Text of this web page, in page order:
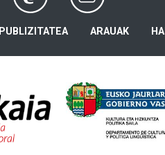
PUBLIZITATEA ARAUAK